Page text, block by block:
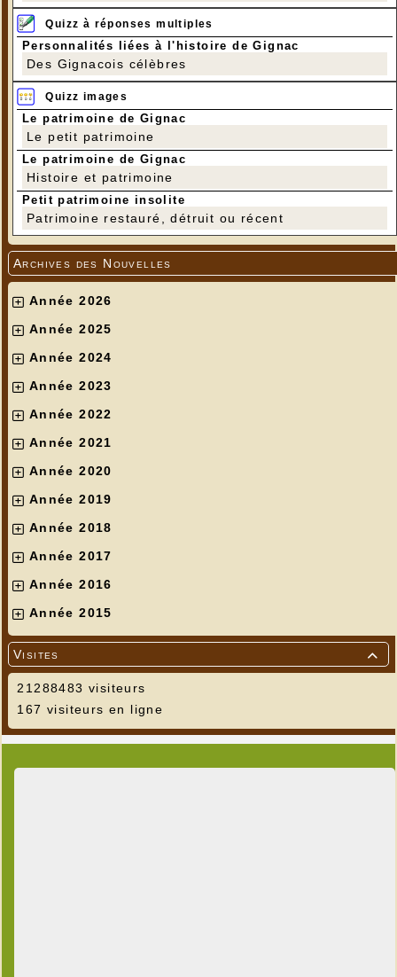
Quizz à réponses multiples
Personnalités liées à l'histoire de Gignac
Des Gignacois célèbres
Quizz images
Le patrimoine de Gignac
Le petit patrimoine
Le patrimoine de Gignac
Histoire et patrimoine
Petit patrimoine insolite
Patrimoine restauré, détruit ou récent
Archives des Nouvelles
Année 2026
Année 2025
Année 2024
Année 2023
Année 2022
Année 2021
Année 2020
Année 2019
Année 2018
Année 2017
Année 2016
Année 2015

Visites
21288483 visiteurs
167 visiteurs en ligne